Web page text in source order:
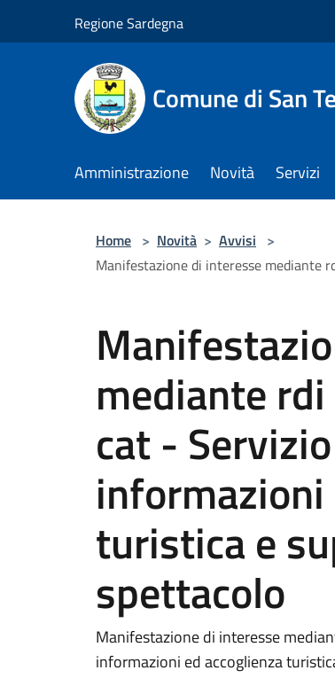
Regione Sardegna
Comune di San
Amministrazione Novità Servizi
Home > Novità > Avvisi >
Manifestazione di interesse mediante
mediante
cat -
informazioni
turistica e
spettacolo
Manifestazione di interesse
informazioni ed accoglienza